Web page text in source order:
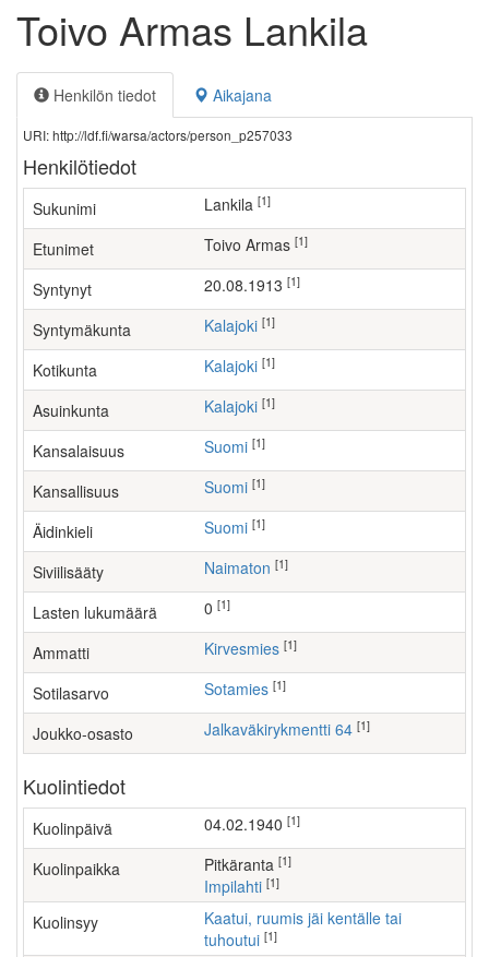
Toivo Armas Lankila
Henkilön tiedot Aikajana
URI: http://ldf.fi/warsa/actors/person_p257033
Henkilötiedot
Sukunimi Lankila [1]
Etunimet Toivo Armas [1]
Syntynyt 20.08.1913 [1]
Syntymäkunta Kalajoki [1]
Kotikunta Kalajoki [1]
Asuinkunta Kalajoki [1]
Kansalaisuus Suomi [1]
Kansallisuus Suomi [1]
Äidinkieli Suomi [1]
Siviilisääty Naimaton [1]
Lasten lukumäärä [1]
Ammatti kirvesmies [1]
Sotilasarvo Sotamies [1]
Joukko-osasto Jalkaväkirykmentti 64 [1]
Kuolintiedot
Kuolinpäivä 04.02.1940 [1]
Kuolinpaikka Pitkäranta [1]
Impilahti [1]
Kuolinsyy
Kaatui, ruumis jäi kentälle tai
tuhoutui [1]